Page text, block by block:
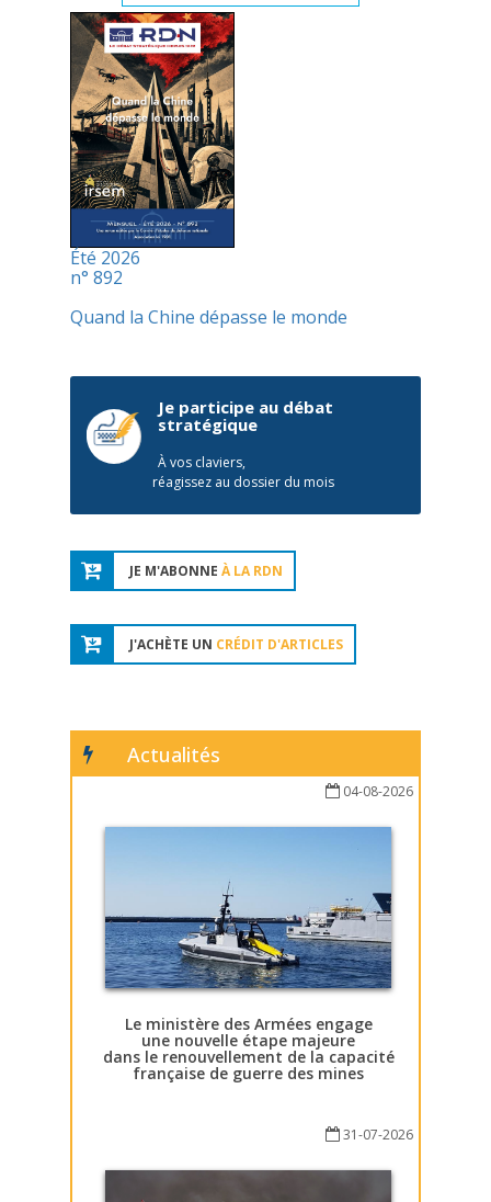
Été 2026
n° 892
Quand la Chine dépasse le monde
Je participe au débat
stratégique
À vos claviers,
réagissez au dossier du mois
JE M'ABONNE À LA RDN
J'ACHÈTE UN CRÉDIT D'ARTICLES
Actualités
04-08-2026
Le ministère des Armées engage
une nouvelle étape majeure
dans le renouvellement de la capacité
française de guerre des mines
31-07-2026